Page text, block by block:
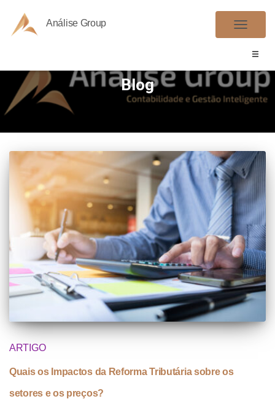
Análise Group
Blog
ARTIGO
Quais os Impactos da Reforma Tributária sobre os
setores e os preços?